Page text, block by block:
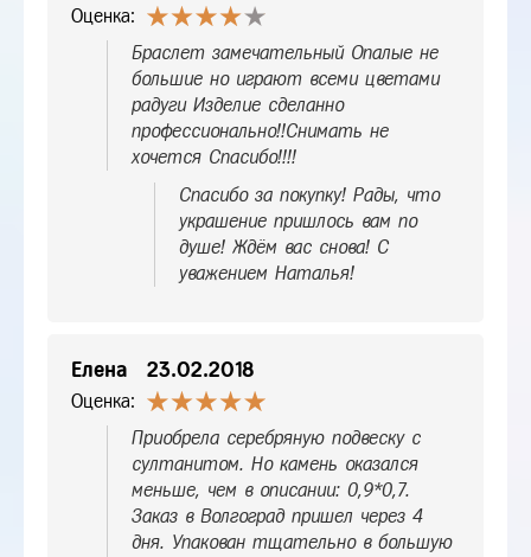
Оценка:
Браслет замечательный Опалые не
большие но играют всеми цветами
радуги Изделие сделанно
профессионально!!Снимать не
хочется Спасибо!!!!
Спасибо за покупку! Рады, что
украшение пришлось вам по
душе! Ждём вас снова! С
уважением Наталья!
Елена 23.02.2018
Оценка:
Приобрела серебряную подвеску с
султанитом. Но камень оказался
меньше, чем в описании: 0,9*0,7.
Заказ в Волгоград пришел через 4
дня. Упакован тщательно в большую